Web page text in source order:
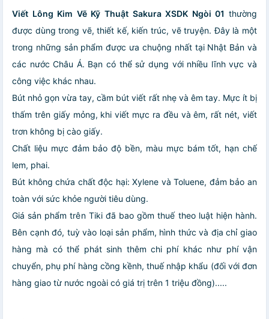
Viết Lông Kim Vẽ Kỹ Thuật Sakura XSDK Ngòi 01 thường
được dùng trong vẽ, thiết kế, kiến trúc, vẽ truyện. Đây là một
trong những sản phẩm được ưa chuộng nhất tại Nhật Bản và
các nước Châu Á. Bạn có thể sử dụng với nhiều lĩnh vực và
công việc khác nhau.
Bút nhỏ gọn vừa tay, cầm bút viết rất nhẹ và êm tay. Mực ít bị
thấm trên giấy mỏng, khi viết mực ra đều và êm, rất nét, viết
trơn không bị cào giấy.
Chất liệu mực đảm bảo độ bền, màu mực bám tốt, hạn chế
lem, phai.
Bút không chứa chất độc hại: Xylene và Toluene, đảm bảo an
toàn với sức khỏe người tiêu dùng.
Giá sản phẩm trên Tiki đã bao gồm thuế theo luật hiện hành.
Bên cạnh đó, tuỳ vào loại sản phẩm, hình thức và địa chỉ giao
hàng mà có thể phát sinh thêm chi phí khác như phí vận
chuyển, phụ phí hàng cồng kềnh, thuế nhập khẩu (đối với đơn
hàng giao từ nước ngoài có giá trị trên 1 triệu đồng).....